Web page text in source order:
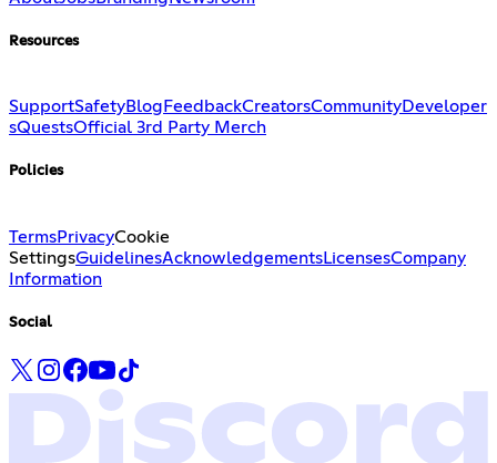
Resources
SupportSafetyBlog FeedbackCreatorsCommunityDeveloper
sQuestsOfficial 3rd Party Merch
Policies
TermsPrivacyCookie
SettingsGuidelinesAcknowledgementsLicensesCompany
Information
Social